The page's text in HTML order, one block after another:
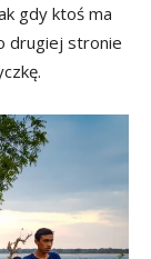
gdy ktoś ma
drugiej stronie